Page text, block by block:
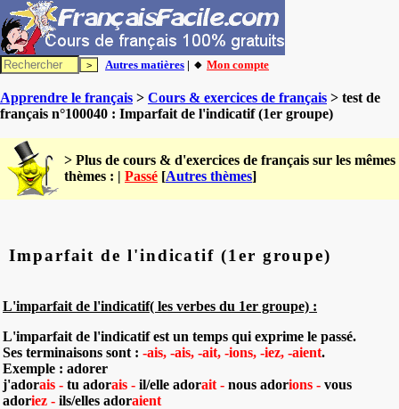
Autres matières | 🔸 Mon compte
Apprendre le français > Cours & exercices de français > test de
français n°100040 : Imparfait de l'indicatif (1er groupe)
> Plus de cours & d'exercices de français sur les mêmes
thèmes : | Passé [Autres thèmes]
Imparfait de l'indicatif (1er groupe)
L'imparfait de l'indicatif( les verbes du 1er groupe) :
L'imparfait de l'indicatif est un temps qui exprime le passé.
Ses terminaisons sont : -ais, -ais, -ait, -ions, -iez, -aient.
Exemple : adorer
j'adorais - tu adorais - il/elle adorait - nous adorions - vous
adoriez - ils/elles adoraient